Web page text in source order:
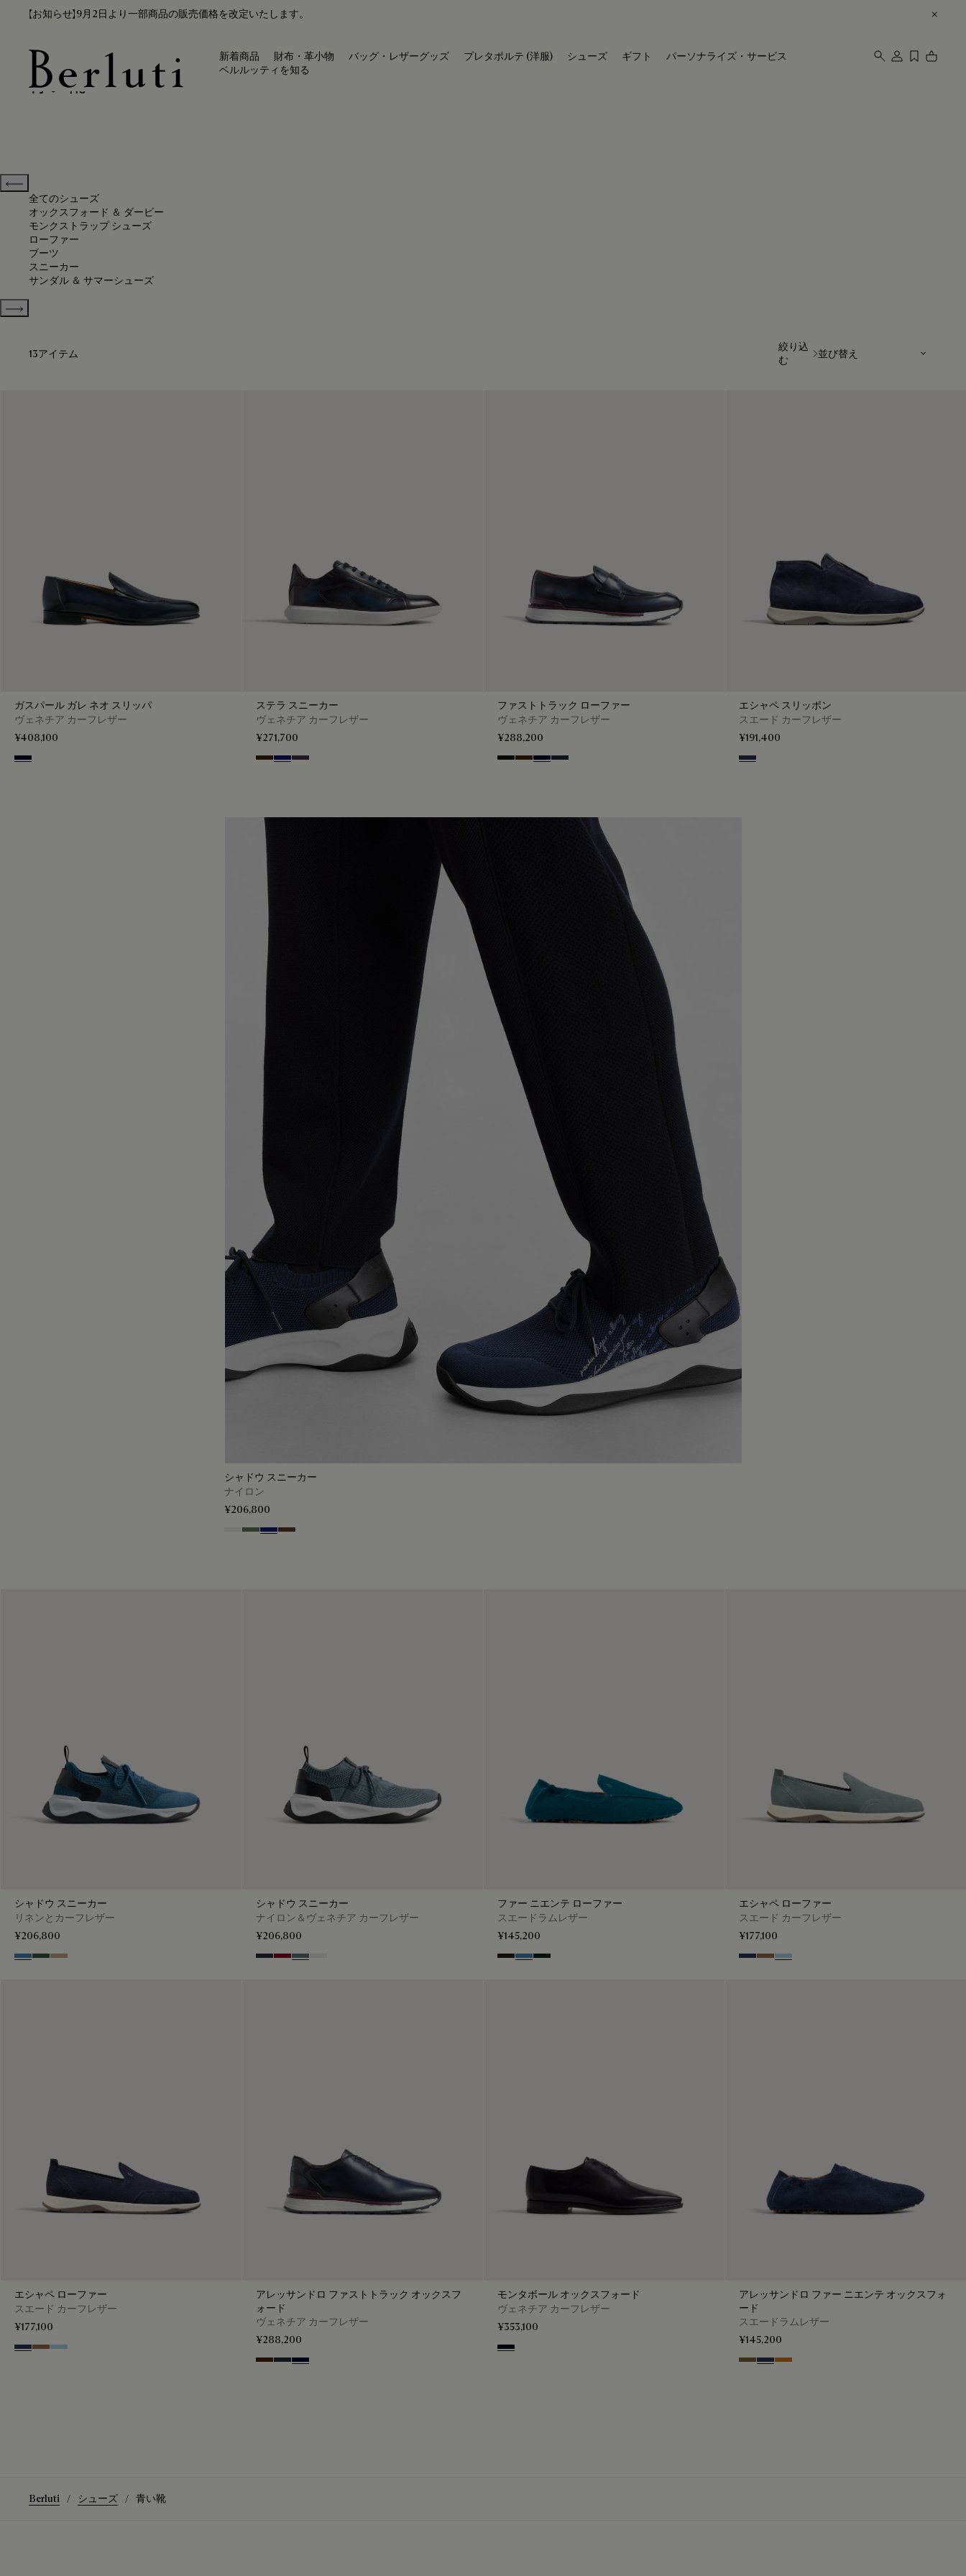
【お知らせ】9月2日より一部商品の販売価格を改定いたします。
Berluti homepage
新着商品 財布・革小物 バッグ・レザーグッズ プレタポルテ (洋服) シューズ ギフト
パーソナライズ・サービス
ベルルッティを知る
青い靴
Previous categories
全てのシューズ
オックスフォード ＆ ダービー
モンクストラップ シューズ
ローファー
ブーツ
スニーカー
サンダル ＆ サマーシューズ
Show more categories
13アイテム
絞り込
む
ガスパール ガレ ネオ スリッパ
ヴェネチア カーフレザー
¥408,100
Nero Blu
ステラ スニーカー
ヴェネチア カーフレザー
¥271,700
Marrone Intenso
Abisso
Plum
ファストトラック ローファー
ヴェネチア カーフレザー
¥288,200
Nero Grigio
Marrone Intenso
Nero BluNero Fume
エシャペ スリッポン
スエード カーフレザー
¥191,400
Blu
シャドウ スニーカー
ナイロン
¥206,800
Cloud White
Leaf Green
Midnight Blue
Earth Brown
シャドウ スニーカー
リネンとカーフレザー
¥206,800
AveiroGreenBeige
シャドウ スニーカー
ナイロン＆ヴェネチア カーフレザー
¥206,800
NavySaint Emilion Tri
Stone Denim
ファー ニエンテ ローファー
スエードラムレザー
¥145,200
BrownAveiroOpuntia
エシャペ ローファー
スエード カーフレザー
¥177,100
Blu Dark Beige
Light Blue
エシャペ ローファー
スエード カーフレザー
¥177,100
Blu Dark Beige
Light Blue
アレッサンドロ ファストトラック オックスフ
ォード
ヴェネチア カーフレザー
¥288,200
Marrone Intenso
Nero Fume
Nero Blu
モンタボール オックスフォード
ヴェネチア カーフレザー
¥353,100
Atlantide
アレッサンドロ ファー ニエンテ オックスフォ
ード
スエードラムレザー
¥145,200
KakiBlu Ocher
Berluti シューズ 青い靴